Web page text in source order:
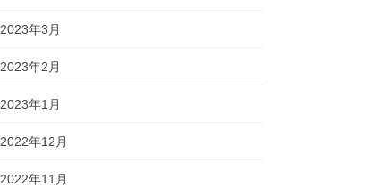
2023年3月
2023年2月
2023年1月
2022年12月
2022年11月